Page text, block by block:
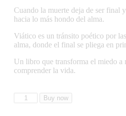
Cuando la muerte deja de ser final
hacia lo más hondo del alma.
Viático es un tránsito poético por
alma, donde el final se pliega en
Un libro que transforma el miedo a
comprender la vida.
Buy now